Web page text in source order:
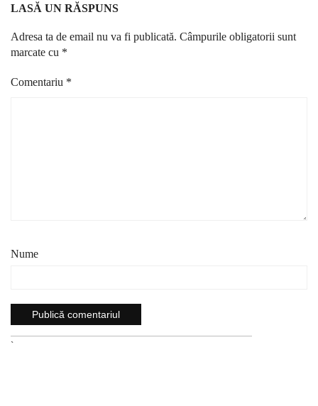
LASĂ UN RĂSPUNS
Adresa ta de email nu va fi publicată. Câmpurile obligatorii sunt
marcate cu *
Comentariu *
Nume
`